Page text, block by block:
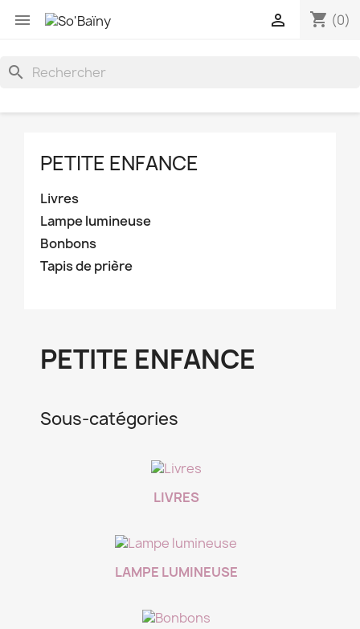
 shopping_cart (0)

search
PETITE ENFANCE
Livres
Lampe lumineuse
Bonbons
Tapis de prière
PETITE ENFANCE
Sous-catégories
LIVRES
LAMPE LUMINEUSE